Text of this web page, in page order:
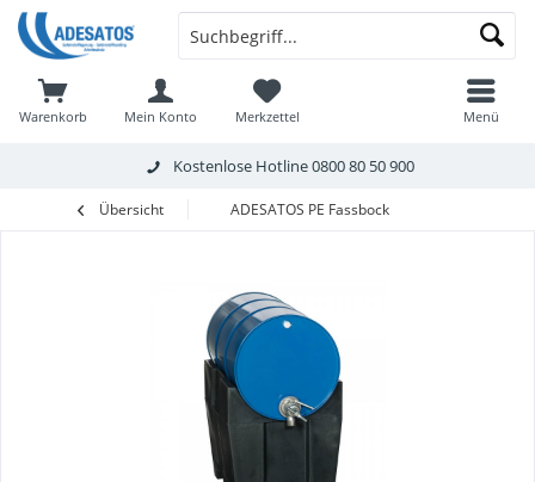
Kostenlose Hotline0800 80 50 900
Warenkorb Merkzettel
Mein Konto Menü
Übersicht ADESATOS PE Fassbock